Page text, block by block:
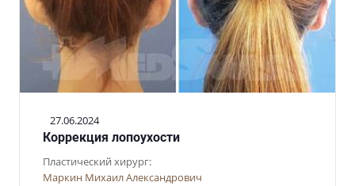
27.06.2024
Коррекция лопоухости
Пластический хирург:
Маркин Михаил Александрович